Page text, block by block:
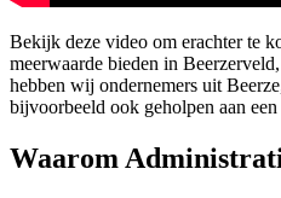
Bekijk deze video om erachter te
meerwaarde bieden in
hebben wij ondernemers uit
bijvoorbeeld ook geholpen aan
Waarom